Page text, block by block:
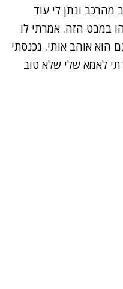
מהרכב ונתן לי עוד
במבט הזה. אמרתי לו
הוא אוהב אותי. נכנסתי
לאמא שלי שלא טוב